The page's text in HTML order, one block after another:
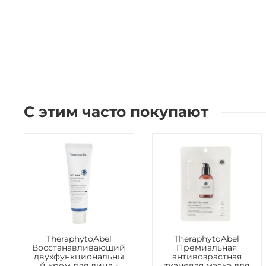
С этим часто покупают
TheraphytoAbel
Восстанавливающий
двухфункциональны
TheraphytoAbel
Премиальная
антивозрастная